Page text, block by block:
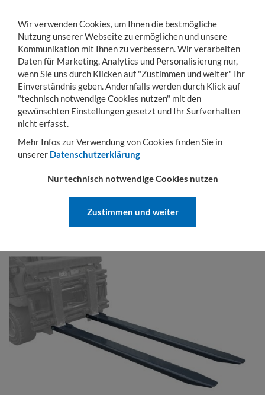
Toggle
navigation
MENÜ KONTO WARENKORB
Sie sind hier: Stapleranbaugeräte Gabelverlängerungen
OFFENE
GABELVERLÄNGERUNGEN 1600
Wir verwenden Cookies, um Ihnen die bestmögliche
Nutzung unserer Webseite zu ermöglichen und unsere
Kommunikation mit Ihnen zu verbessern. Wir verarbeiten
Daten für Marketing, Analytics und Personalisierung nur,
wenn Sie uns durch Klicken auf "Zustimmen und weiter" Ihr
Einverständnis geben. Andernfalls werden durch Klick auf
"technisch notwendige Cookies nutzen" mit den
gewünschten Einstellungen gesetzt und Ihr Surfverhalten
nicht erfasst.
Mehr Infos zur Verwendung von Cookies finden Sie in
unserer Datenschutzerklärung
Nur technisch notwendige Cookies nutzen
Zustimmen und weiter